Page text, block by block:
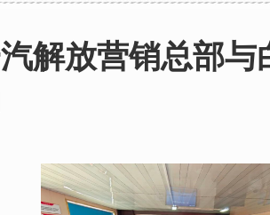
解放营销总部